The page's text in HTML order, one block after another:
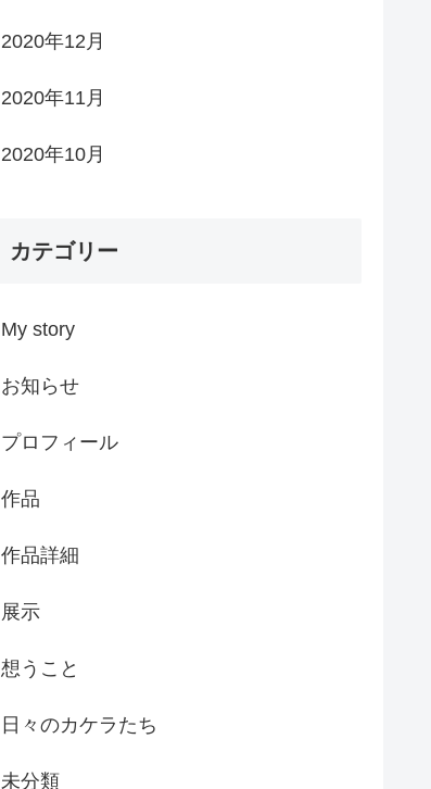
2020年12月
2020年11月
2020年10月
カテゴリー
My story
お知らせ
プロフィール
作品
作品詳細
展示
想うこと
日々のカケラたち
未分類